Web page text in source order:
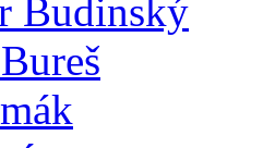
Budinský